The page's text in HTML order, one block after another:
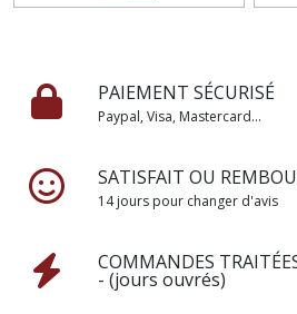
PAIEMENT SÉCURISÉ
Paypal, Visa, Mastercard...
SATISFAIT OU
14 jours pour changer d'avis
COMMANDES
- (jours ouvrés)